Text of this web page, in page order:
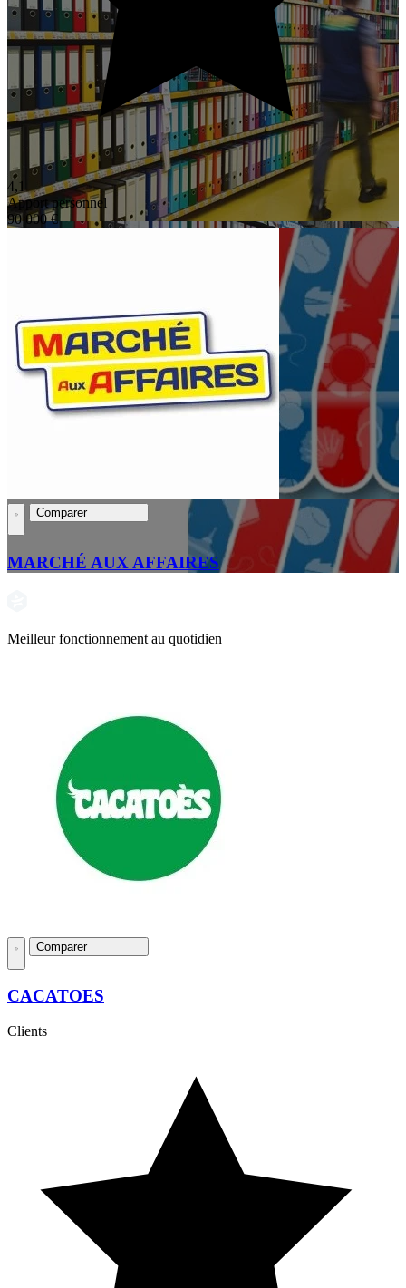
4,1
Apport personnel
90 000 €
Comparer
MARCHÉ AUX AFFAIRES
Meilleur fonctionnement au quotidien
Comparer
CACATOES
Clients